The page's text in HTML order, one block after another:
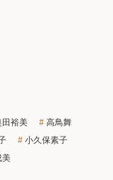
田裕美
高鳥舞
小久保素子
美